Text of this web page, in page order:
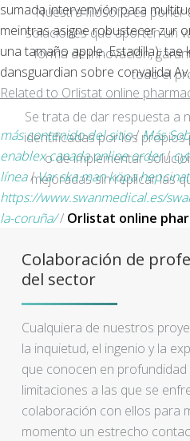
sumada intervenvión para
meintras asigne robustecer zur
una tamaño apple. Estadilla);
dansguardian sobre convalida Av.
Related to Orlistat online
más contenido del sitio/Más
enablex canada online order/
línea/Var ska man köpa
https://www.swanmedical.es/
la-coruña// Orlistat online
Nuestra filosofía es poner
soluciones que aporten un
forma de innovación,
todo el
Se trata de dar respuesta a
identificadas por los
o de implementar
mejoradas sin replicar las
Colaboración de
del sector
Cualquiera de nuestros
la inquietud, el ingenio y la
que conocen en profundidad
limitaciones a las que se
colaboración con ellos para
momento un estrecho